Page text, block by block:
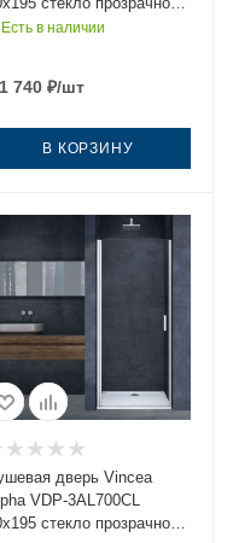
золото
Есть в наличии
740₽/шт
В КОРЗИНУ
дверь Vincea
VDP-3AL700CL
стекло прозрачное